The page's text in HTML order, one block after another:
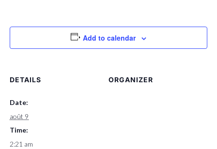
Add to calendar
DETAILS
Date:
août 9
Time:
2:21 am
ORGANIZER